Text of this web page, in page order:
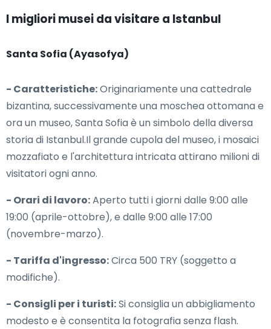
I migliori musei da visitare a Istanbul
Santa Sofia (Ayasofya)
- Caratteristiche:Originariamente una cattedrale
bizantina, successivamente una moschea ottomana e
ora un museo, Santa Sofia è un simbolo della diversa
storia di Istanbul.Il grande cupola del museo, i mosaici
mozzafiato e l'architettura intricata attirano milioni di
visitatori ogni anno.
- Orari di lavoro:Aperto tutti i giorni dalle 9:00 alle
19:00 (aprile-ottobre), e dalle 9:00 alle 17:00
(novembre-marzo).
- Tariffa d'ingresso:Circa 500 TRY (soggetto a
modifiche).
- Consigli per i turisti:Si consiglia un abbigliamento
modesto e è consentita la fotografia senza flash.